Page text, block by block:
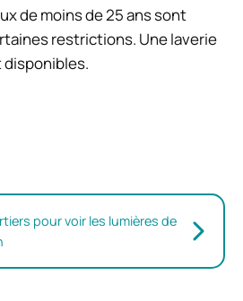
de moins de 25 ans sont
restrictions. Une laverie
pour voir les lumières de